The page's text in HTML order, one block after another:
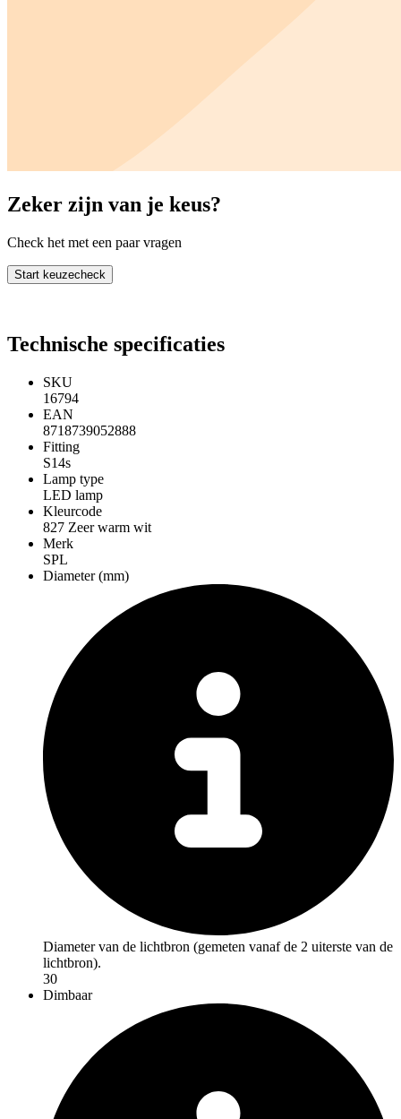
Zeker zijn van je keus?
Check het met een paar vragen
Start keuzecheck
Technische specificaties
SKU
16794
EAN
8718739052888
Fitting
S14s
Lamp type
LED lamp
Kleurcode
827 Zeer warm wit
Merk
SPL
Diameter (mm)
Diameter van de lichtbron (gemeten vanaf de 2 uiterste van de
lichtbron).
30
Dimbaar